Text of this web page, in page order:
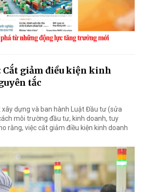
Cắt giảm điều kiện kinh
tắc
xây dựng và ban hành Luật Đầu tư (sửa
môi trường đầu tư, kinh doanh, tuy
rằng, việc cắt giảm điều kiện kinh doanh